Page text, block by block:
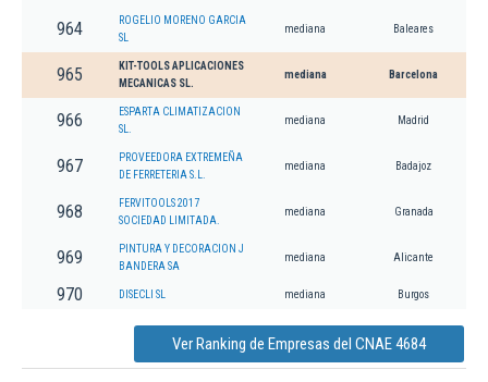
964
ROGELIO MORENO GARCIA
SL
mediana Baleares
965
KIT-TOOLS APLICACIONES
MECANICAS SL.
mediana Barcelona
966
ESPARTA CLIMATIZACION
SL.
mediana Madrid
967
PROVEEDORA EXTREMEÑA
DE FERRETERIA S.L.
mediana Badajoz
968
FERVITOOLS 2017
SOCIEDAD LIMITADA.
mediana Granada
969
PINTURA Y DECORACION J
BANDERA SA
mediana Alicante
970 DISECLI SL mediana Burgos
Ver Ranking de Empresas del CNAE 4684